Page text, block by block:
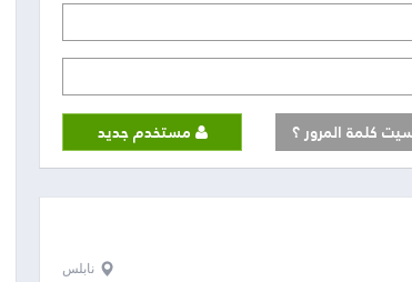
كلمة المرور ؟ مستخدم جديد
نابلس